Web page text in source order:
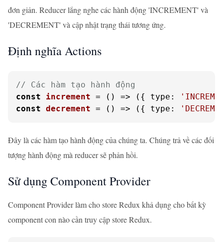
đơn giản. Reducer lắng nghe các hành động 'INCREMENT' và
'DECREMENT' và cập nhật trạng thái tương ứng.
Định nghĩa Actions
// Các hàm tạo hành động
const
increment = ( ) => ({ type :
const decrement = ( ) => ({ type :
Đây là các hàm tạo hành động của chúng ta. Chúng trả về các đối
tượng hành động mà reducer sẽ phản hồi.
Sử dụng Component Provider
Component Provider làm cho store Redux khả dụng cho bất kỳ
component con nào cần truy cập store Redux.